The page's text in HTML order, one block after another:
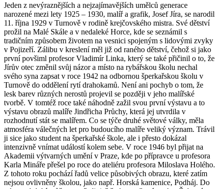
Jeden z nevýraznějších a nejzajímavějších umělců generace
narozené mezi lety 1925 – 1930, malíř a grafik, Josef Jíra, se narodil
11. října 1929 v Turnově v rodině krejčovského mistra. Své dětství
prožil na Malé Skále a v nedaleké Horce, kde se seznámil s
tradičním způsobem životem na vesnici spojeným s lidovými zvyky
v Pojizeří. Zálibu v kreslení měl již od raného dětství, čehož si jako
první povšiml profesor Vladimír Linka, který se také přičinil o to, že
Jírův otec změnil svůj názor a místo na rybářskou školu nechal
svého syna zapsat v roce 1942 na odbornou šperkařskou školu v
Turnově do oddělení rytí drahokamů. Není ani pochyb o tom, že
lesk barev různých nerostů projevil se později v jeho malířské
tvorbě. V tomtéž roce také náhodně zažil svou první výstavu a to
výstavu obrazů malíře Jindřicha Průchy, která jej utvrdila v
rozhodnutí stát se malířem. Co se týče druhé světové války, měla
atmosféra válečných let pro budoucího malíře veliký význam. Trávil
ji sice jako student na šperkařské škole, ale i přesto dokázal
intenzivně vnímat událostí kolem sebe. V roce 1946 byl přijat na
Akademii výtvarných umění v Praze, kde po přípravce u profesora
Karla Mináře přešel po roce do ateliéru profesora Miloslava Holého.
Z tohoto roku pochází řadů velice působivých obrazu, které zatím
nejsou ovlivněny školou, jako např. Horská kamenice, Podháj. Do